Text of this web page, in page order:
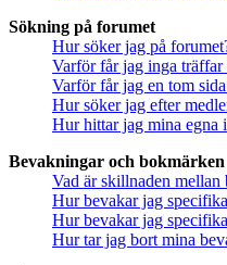
Sökning på forumet
Hur söker jag på
Varför får jag inga
Varför får jag en tom
Hur söker jag efter
Hur hittar jag mina egna
Bevakningar och bokmärken
Vad är skillnaden
Hur bevakar jag
Hur bevakar jag
Hur tar jag bort mina